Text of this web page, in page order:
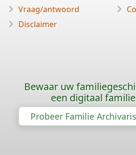
Vraag/antwoord
Disclaimer
Bewaar uw
een digitaal
Probeer Familie